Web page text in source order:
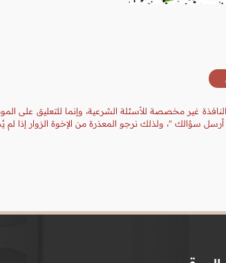
غير مخصصة للأسئلة الشرعية، وإنما للتعليق على
سؤالك "، ولذلك نرجو المعذرة من الإخوة الزوار